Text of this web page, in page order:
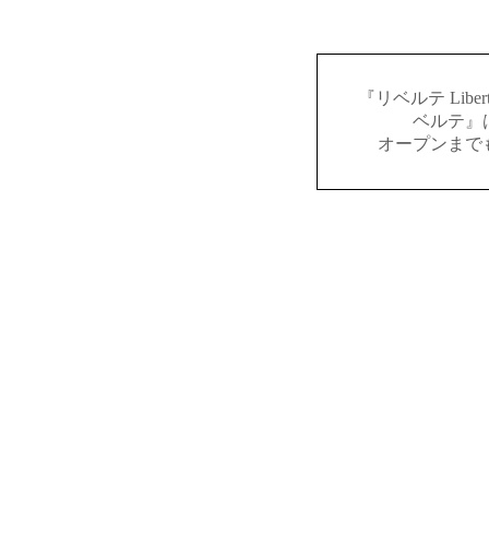
『リベルテ
ベルテ』
オープンまで